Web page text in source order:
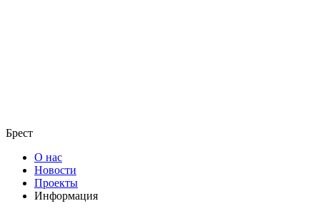
Брест
О нас
Новости
Проекты
Информация